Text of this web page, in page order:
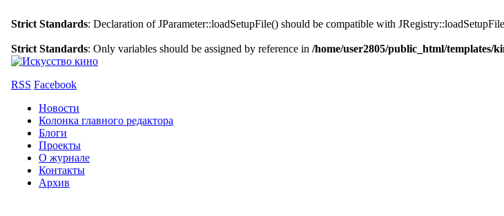
Strict Standards: Declaration of JParameter::loadSetupFile() should be compatible with
Strict Standards: Only variables should be assigned by reference in /home/user2805/public_html/templates/
RSS Facebook
Новости
Колонка главного редактора
Блоги
Проекты
О журнале
Контакты
Архив